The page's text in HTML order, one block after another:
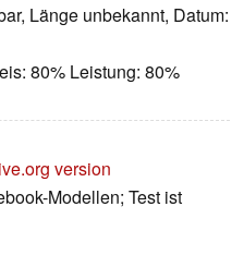
Länge unbekannt, Datum:
80% Leistung: 80%
version
Modellen; Test ist